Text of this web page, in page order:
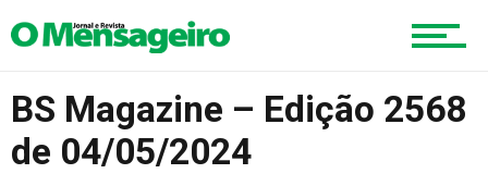
BS Magazine – Edição 2568
de 04/05/2024